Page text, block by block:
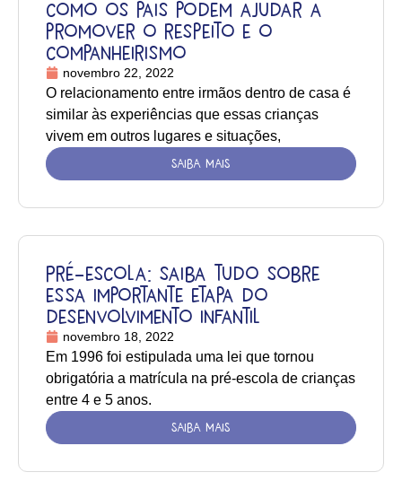
como os pais podem ajudar a
promover o respeito e o
companheirismo
novembro 22, 2022
O relacionamento entre irmãos dentro de casa é
similar às experiências que essas crianças
vivem em outros lugares e situações,
SAIBA MAIS
Pré-escola: saiba tudo sobre
essa importante etapa do
desenvolvimento infantil
novembro 18, 2022
Em 1996 foi estipulada uma lei que tornou
obrigatória a matrícula na pré-escola de crianças
entre 4 e 5 anos.
SAIBA MAIS